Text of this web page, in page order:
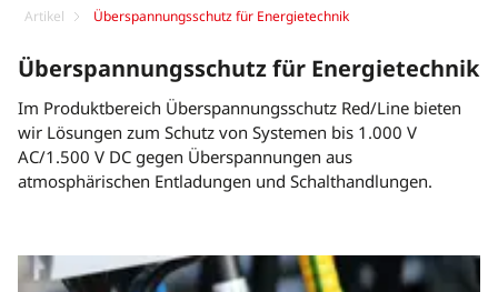
Artikel Überspannungsschutz für Energietechnik
Überspannungsschutz für Energietechnik
Im Produktbereich Überspannungsschutz Red/Line bieten
wir Lösungen zum Schutz von Systemen bis 1.000 V
AC/1.500 V DC gegen Überspannungen aus
atmosphärischen Entladungen und Schalthandlungen.